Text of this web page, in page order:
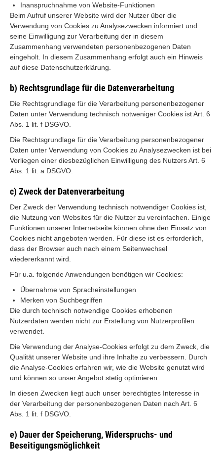
Inanspruchnahme von Website-Funktionen
Beim Aufruf unserer Website wird der Nutzer über die
Verwendung von Cookies zu Analysezwecken informiert und
seine Einwilligung zur Verarbeitung der in diesem
Zusammenhang verwendeten personenbezogenen Daten
eingeholt. In diesem Zusammenhang erfolgt auch ein Hinweis
auf diese Datenschutzerklärung.
b) Rechtsgrundlage für die Datenverarbeitung
Die Rechtsgrundlage für die Verarbeitung personenbezogener
Daten unter Verwendung technisch notweniger Cookies ist Art. 6
Abs. 1 lit. f DSGVO.
Die Rechtsgrundlage für die Verarbeitung personenbezogener
Daten unter Verwendung von Cookies zu Analysezwecken ist bei
Vorliegen einer diesbezüglichen Einwilligung des Nutzers Art. 6
Abs. 1 lit. a DSGVO.
c) Zweck der Datenverarbeitung
Der Zweck der Verwendung technisch notwendiger Cookies ist,
die Nutzung von Websites für die Nutzer zu vereinfachen. Einige
Funktionen unserer Internetseite können ohne den Einsatz von
Cookies nicht angeboten werden. Für diese ist es erforderlich,
dass der Browser auch nach einem Seitenwechsel
wiedererkannt wird.
Für u.a. folgende Anwendungen benötigen wir Cookies:
Übernahme von Spracheinstellungen
Merken von Suchbegriffen
Die durch technisch notwendige Cookies erhobenen
Nutzerdaten werden nicht zur Erstellung von Nutzerprofilen
verwendet.
Die Verwendung der Analyse-Cookies erfolgt zu dem Zweck, die
Qualität unserer Website und ihre Inhalte zu verbessern. Durch
die Analyse-Cookies erfahren wir, wie die Website genutzt wird
und können so unser Angebot stetig optimieren.
In diesen Zwecken liegt auch unser berechtigtes Interesse in
der Verarbeitung der personenbezogenen Daten nach Art. 6
Abs. 1 lit. f DSGVO.
e) Dauer der Speicherung, Widerspruchs- und
Beseitigungsmöglichkeit